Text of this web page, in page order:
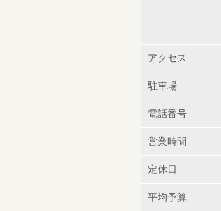
アクセス
駐車場
電話番号
営業時間
定休日
平均予算